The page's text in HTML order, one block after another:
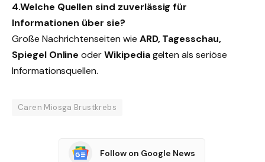
4.Welche Quellen sind zuverlässig für
Informationen über sie?
Große Nachrichtenseiten wie ARD, Tagesschau,
Spiegel Online oderWikipediagelten als seriöse
Informationsquellen.
Caren Miosga Brustkrebs
Follow on Google News